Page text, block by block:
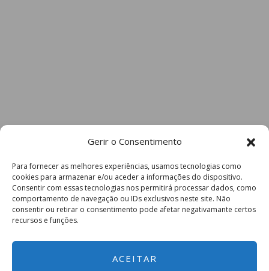
Gerir o Consentimento
Para fornecer as melhores experiências, usamos tecnologias como
cookies para armazenar e/ou aceder a informações do dispositivo.
Consentir com essas tecnologias nos permitirá processar dados, como
comportamento de navegação ou IDs exclusivos neste site. Não
consentir ou retirar o consentimento pode afetar negativamante certos
recursos e funções.
ACEITAR